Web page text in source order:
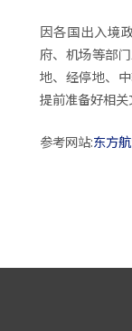
因各国出入境
府、机场等部
地、经停地、
提前准备好相关
参考网站:东方